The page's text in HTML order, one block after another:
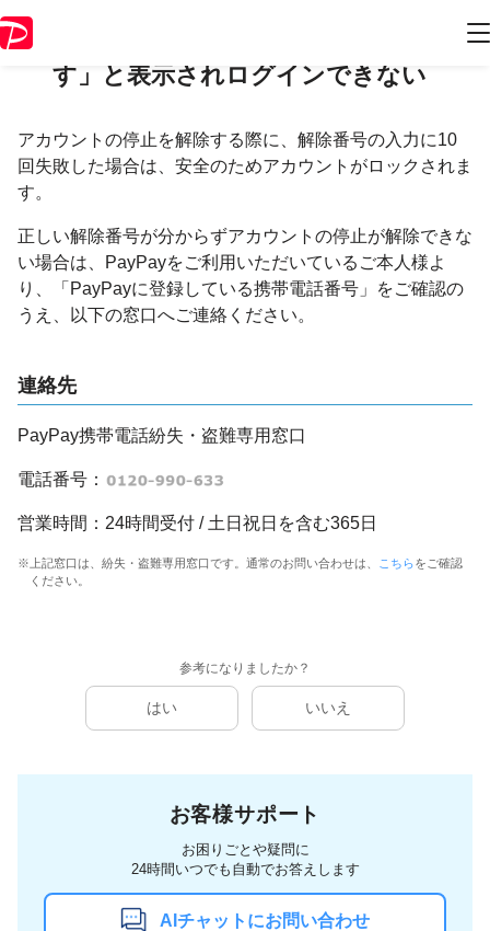
す」と表示されログインできない
アカウントの停止を解除する際に、解除番号の入力に10
回失敗した場合は、安全のためアカウントがロックされま
す。
正しい解除番号が分からずアカウントの停止が解除できな
い場合は、PayPayをご利用いただいているご本人様よ
り、「PayPayに登録している携帯電話番号」をご確認の
うえ、以下の窓口へご連絡ください。
連絡先
PayPay携帯電話紛失・盗難専用窓口
電話番号：
営業時間：24時間受付 / 土日祝日を含む365日
※上記窓口は、紛失・盗難専用窓口です。通常のお問い合わせは、 こちらをご確認
ください。
参考になりましたか？
はい いいえ
お客様サポート
お困りごとや疑問に
24時間いつでも自動でお答えします
AIチャットにお問い合わせ